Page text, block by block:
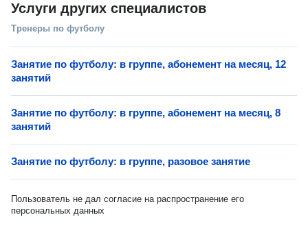
Услуги других специалистов
Тренеры по футболу
Занятие по футболу: в группе, абонемент на месяц, 12
занятий
Занятие по футболу: в группе, абонемент на месяц, 8
занятий
Занятие по футболу: в группе, разовое занятие
Пользователь не дал согласие на распространение его
персональных данных